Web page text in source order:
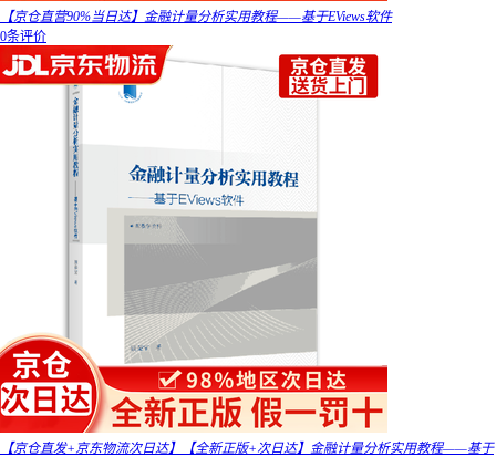
【京仓直营90%当日达】金融计量分析实用教程——基于EViews软件
0条评价
【京仓直发+京东物流次日达】【全新正版+次日达】金融计量分析实用教程——基于